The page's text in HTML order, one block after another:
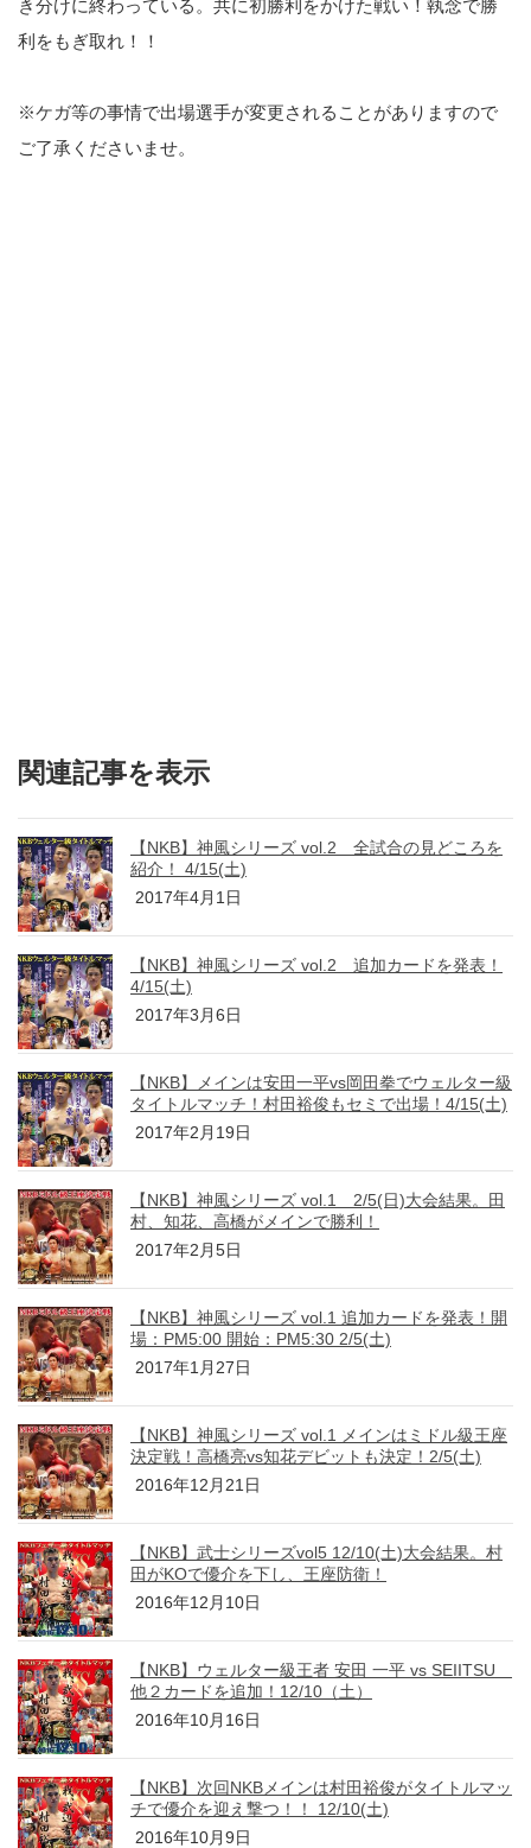
き分けに終わっている。共に初勝利をかけた戦い！執念で勝
利をもぎ取れ！！
※ケガ等の事情で出場選手が変更されることがありますので
ご了承くださいませ。
関連記事を表示
【NKB】神風シリーズ vol.2 全試合の見どころを
紹介！ 4/15(土)
2017年4月1日
【NKB】神風シリーズ vol.2 追加カードを発表！
4/15(土)
2017年3月6日
【NKB】メインは安田一平vs岡田拳でウェルター級
タイトルマッチ！村田裕俊もセミで出場！4/15(土)
2017年2月19日
【NKB】神風シリーズ vol.1 2/5(日)大会結果。田
村、知花、高橋がメインで勝利！
2017年2月5日
【NKB】神風シリーズ vol.1 追加カードを発表！開
場：PM5:00 開始：PM5:30 2/5(土)
2017年1月27日
【NKB】神風シリーズ vol.1 メインはミドル級王座
決定戦！高橋亮vs知花デビットも決定！2/5(土)
2016年12月21日
【NKB】武士シリーズvol5 12/10(土)大会結果。村
田がKOで優介を下し、王座防衛！
2016年12月10日
【NKB】ウェルター級王者 安田 一平 vs SEIITSU
他２カードを追加！12/10（土）
2016年10月16日
【NKB】次回NKBメインは村田裕俊がタイトルマッ
チで優介を迎え撃つ！！ 12/10(土)
2016年10月9日